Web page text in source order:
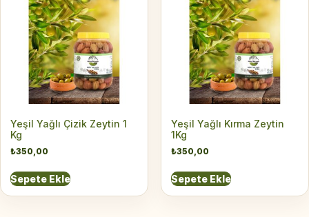
Yeşil Yağlı Çizik Zeytin 1
Kg
₺350,00
Sepete Ekle
Yeşil Yağlı Kırma Zeytin
1Kg
₺350,00
Sepete Ekle